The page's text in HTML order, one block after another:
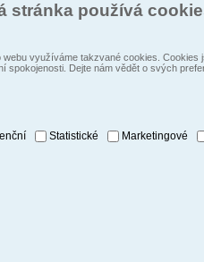
stránka používá
webu využíváme takzvané cookies.
spokojenosti. Dejte nám vědět o svých
Statistické Marketingové